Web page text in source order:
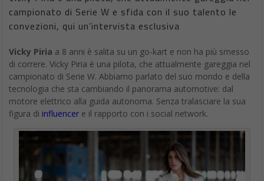
campionato di Serie W e sfida con il suo talento le
convezioni, qui un’intervista esclusiva
Vicky Piria a 8 anni è salita su un go-kart e non ha più smesso
di correre. Vicky Piria è una pilota, che attualmente gareggia nel
campionato di Serie W. Abbiamo parlato del suo mondo e della
tecnologia che sta cambiando il panorama automotive: dal
motore elettrico alla guida autonoma. Senza tralasciare la sua
figura di influencer e il rapporto con i social network.